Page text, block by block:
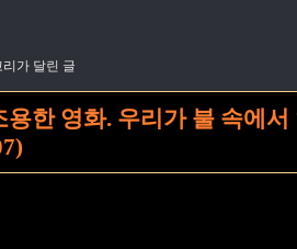
리가 달린 글
한 영화. 우리가 불 속에